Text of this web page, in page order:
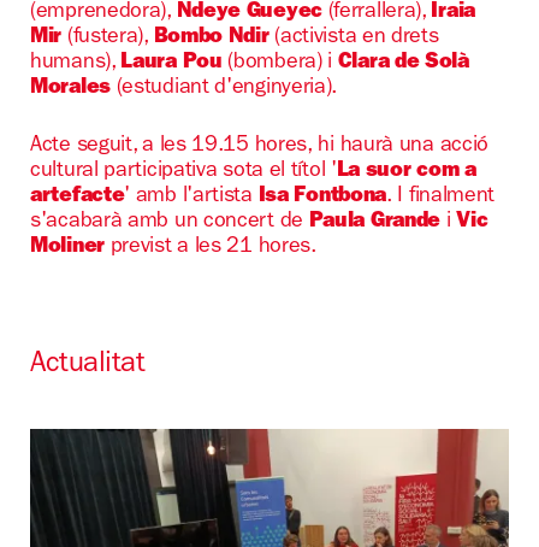
(emprenedora), Ndeye Gueyec(ferrallera), Iraia
Mir (fustera), Bombo Ndir(activista en drets
humans), Laura Pou (bombera) i Clara de Solà
Morales(estudiant d'enginyeria).
Acte seguit, a les 19.15 hores, hi haurà una acció
cultural participativa sota el títol 'La suor com a
artefacte' amb l'artista Isa Fontbona. I finalment
s'acabarà amb un concert de Paula Grande i Vic
Moliner previst a les 21 hores.
Actualitat